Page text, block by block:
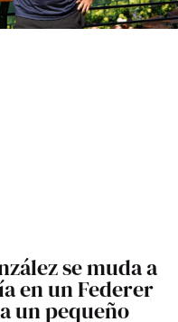
se muda a
en un Federer
un pequeño